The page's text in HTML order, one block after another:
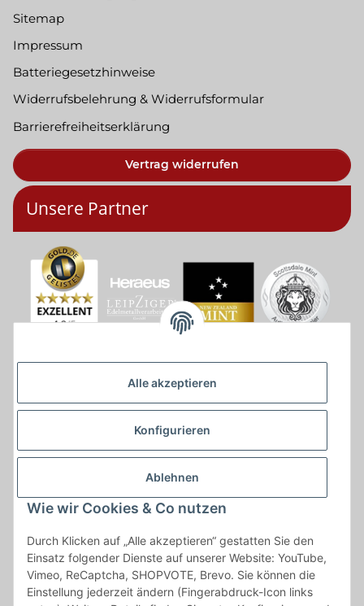
Alle akzeptieren
Konfigurieren
Ablehnen
Wie wir Cookies & Co nutzen
Durch Klicken auf „Alle akzeptieren“ gestatten Sie den
Einsatz folgender Dienste auf unserer Website: YouTube,
Vimeo, ReCaptcha, SHOPVOTE, Brevo. Sie können die
Einstellung jederzeit ändern (Fingerabdruck-Icon links
Sitemap
Impressum
Batteriegesetzhinweise
Widerrufsbelehrung & Widerrufsformular
Barrierefreiheitserklärung
Vertrag widerrufen
Unsere Partner
* * Lieferzeiten gelten ab Zahlungseingang und innerhalb
Deutschland.Irrtümer vorbehalten. Angaben zur
Auflagenhöhe, Durchmesser, etc. werden nicht garantiert. Der
Kaufvertrag bleibt davon unbetroffen. Alle angegebenen Preise